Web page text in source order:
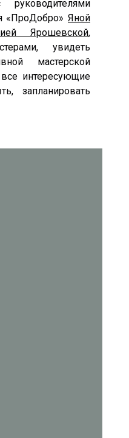
«ПроДобро» Яной
Ярошевской,
увидеть
мастерской
интересующие
запланировать